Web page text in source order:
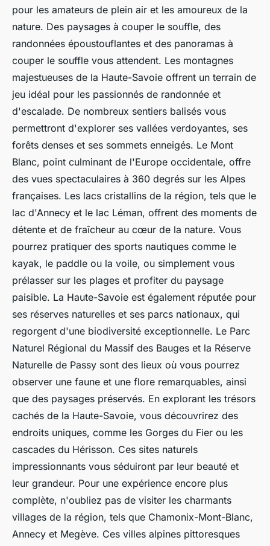
pour les amateurs de plein air et les amoureux de la
nature. Des paysages à couper le souffle, des
randonnées époustouflantes et des panoramas à
couper le souffle vous attendent. Les montagnes
majestueuses de la Haute-Savoie offrent un terrain de
jeu idéal pour les passionnés de randonnée et
d'escalade. De nombreux sentiers balisés vous
permettront d'explorer ses vallées verdoyantes, ses
forêts denses et ses sommets enneigés. Le Mont
Blanc, point culminant de l'Europe occidentale, offre
des vues spectaculaires à 360 degrés sur les Alpes
françaises. Les lacs cristallins de la région, tels que le
lac d'Annecy et le lac Léman, offrent des moments de
détente et de fraîcheur au cœur de la nature. Vous
pourrez pratiquer des sports nautiques comme le
kayak, le paddle ou la voile, ou simplement vous
prélasser sur les plages et profiter du paysage
paisible. La Haute-Savoie est également réputée pour
ses réserves naturelles et ses parcs nationaux, qui
regorgent d'une biodiversité exceptionnelle. Le Parc
Naturel Régional du Massif des Bauges et la Réserve
Naturelle de Passy sont des lieux où vous pourrez
observer une faune et une flore remarquables, ainsi
que des paysages préservés. En explorant les trésors
cachés de la Haute-Savoie, vous découvrirez des
endroits uniques, comme les Gorges du Fier ou les
cascades du Hérisson. Ces sites naturels
impressionnants vous séduiront par leur beauté et
leur grandeur. Pour une expérience encore plus
complète, n'oubliez pas de visiter les charmants
villages de la région, tels que Chamonix-Mont-Blanc,
Annecy et Megève. Ces villes alpines pittoresques